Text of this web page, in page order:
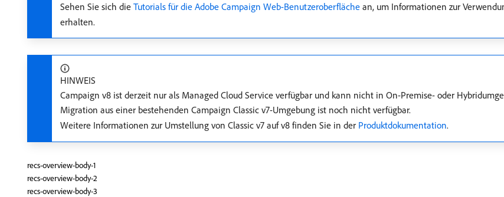
Sehen Sie sich die Tutorials für die Adobe Campaign Web-Benutzeroberfläche an, um Informationen zur
erhalten.
HINWEIS
Campaign v8 ist derzeit nur als Managed Cloud Service verfügbar und kann nicht in On-Premise- oder
Migration aus einer bestehenden Campaign Classic v7-Umgebung ist noch nicht verfügbar.
Weitere Informationen zur Umstellung von Classic v7 auf v8 finden Sie in der Produktdokumentation.
recs-overview-body-1
recs-overview-body-2
recs-overview-body-3